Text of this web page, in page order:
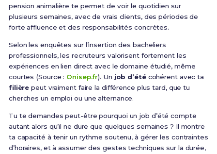
pension animalière te permet de voir le quotidien sur
plusieurs semaines, avec de vrais clients, des périodes de
forte affluence et des responsabilités concrètes.
Selon les enquêtes sur l’insertion des bacheliers
professionnels, les recruteurs valorisent fortement les
expériences en lien direct avec le domaine étudié, même
courtes (Source : Onisep.fr). Un job d’étécohérent avec ta
filière peut vraiment faire la différence plus tard, que tu
cherches un emploi ou une alternance.
Tu te demandes peut-être pourquoi un job d’été compte
autant alors qu’il ne dure que quelques semaines ? Il montre
ta capacité à tenir un rythme soutenu, à gérer les contraintes
d’horaires, et à assumer des gestes techniques sur la durée,